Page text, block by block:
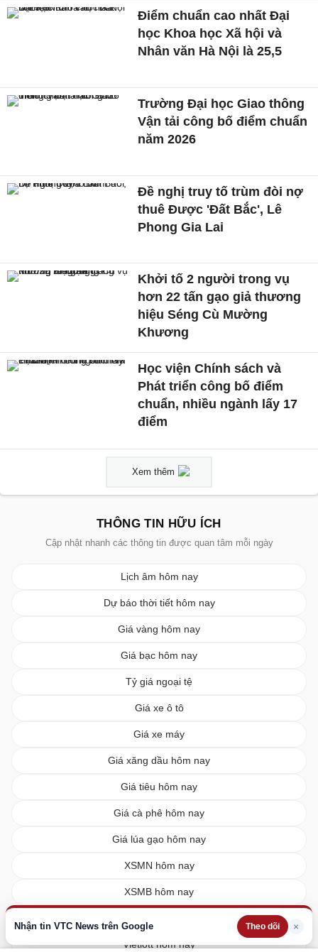
Nhận tin VTC News trên Google Theo dõi ×
Điểm chuẩn cao nhất Đại
học Khoa học Xã hội và
Nhân văn Hà Nội là 25,5
Trường Đại học Giao thông
Vận tải công bố điểm chuẩn
năm 2026
Đề nghị truy tố trùm đòi nợ
thuê Được 'Đất Bắc', Lê
Phong Gia Lai
Khởi tố 2 người trong vụ
hơn 22 tấn gạo giả thương
hiệu Séng Cù Mường
Khương
Học viện Chính sách và
Phát triển công bố điểm
chuẩn, nhiều ngành lấy 17
điểm
Xem thêm
THÔNG TIN HỮU ÍCH
Cập nhật nhanh các thông tin được quan tâm mỗi ngày
Lịch âm hôm nay
Dự báo thời tiết hôm nay
Giá vàng hôm nay
Giá bạc hôm nay
Tỷ giá ngoại tệ
Giá xe ô tô
Giá xe máy
Giá xăng dầu hôm nay
Giá tiêu hôm nay
Giá cà phê hôm nay
Giá lúa gạo hôm nay
XSMN hôm nay
XSMB hôm nay
Vietlott hôm nay